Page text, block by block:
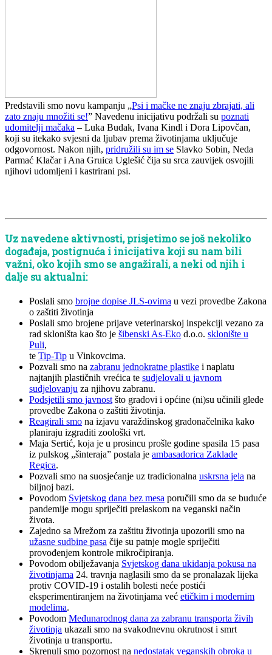
Predstavili smo novu kampanju „Psi i mačke ne znaju zbrajati, ali
zato znaju množiti se!” Navedenu inicijativu podržali su poznati
udomitelji mačaka – Luka Budak, Ivana Kindl i Dora Lipovčan,
koji su itekako svjesni da ljubav prema životinjama uključuje
odgovornost. Nakon njih, pridružili su im se Slavko Sobin, Neda
Parmać Klačar i Ana Gruica Uglešić čija su srca zauvijek osvojili
njihovi udomljeni i kastrirani psi.
Uz navedene aktivnosti, prisjetimo se još nekoliko
događaja, postignuća i inicijativa koji su nam bili
važni, oko kojih smo se angažirali, a neki od njih i
dalje su aktualni:
Poslali smo brojne dopise JLS-ovima u vezi provedbe Zakona
o zaštiti životinja
Poslali smo brojene prijave veterinarskoj inspekciji vezano za
rad skloništa kao što je šibenski As-Eko d.o.o. sklonište u
Puli,
te Tip-Tip u Vinkovcima.
Pozvali smo na zabranu jednokratne plastike i naplatu
najtanjih plastičnih vrećica te sudjelovali u javnom
sudjelovanju za njihovu zabranu.
Podsjetili smo javnostšto gradovi i općine (ni)su učinili glede
provedbe Zakona o zaštiti životinja.
Reagirali smo na izjavu varaždinskog gradonačelnika kako
planiraju izgraditi zoološki vrt.
Maja Sertić, koja je u prosincu prošle godine spasila 15 pasa
iz pulskog „šinteraja” postala je ambasadorica Zaklade
Regica.
Pozvali smo na suosjećanje uz tradicionalna uskrsna jela na
biljnoj bazi.
Povodom Svjetskog dana bez mesa poručili smo da se buduće
pandemije mogu spriječiti prelaskom na veganski način
života.
Zajedno sa Mrežom za zaštitu životinja upozorili smo na
užasne sudbine pasa čije su patnje mogle spriječiti
provođenjem kontrole mikročipiranja.
Povodom obilježavanja Svjetskog dana ukidanja pokusa na
životinjama 24. travnja naglasili smo da se pronalazak lijeka
protiv COVID-19 i ostalih bolesti neće postići
eksperimentiranjem na životinjama već etičkim i modernim
modelima.
Povodom Međunarodnog dana za zabranu transporta živih
životinja ukazali smo na svakodnevnu okrutnost i smrt
životinja u transportu.
Skrenuli smo pozornost na nedostatak veganskih obroka u